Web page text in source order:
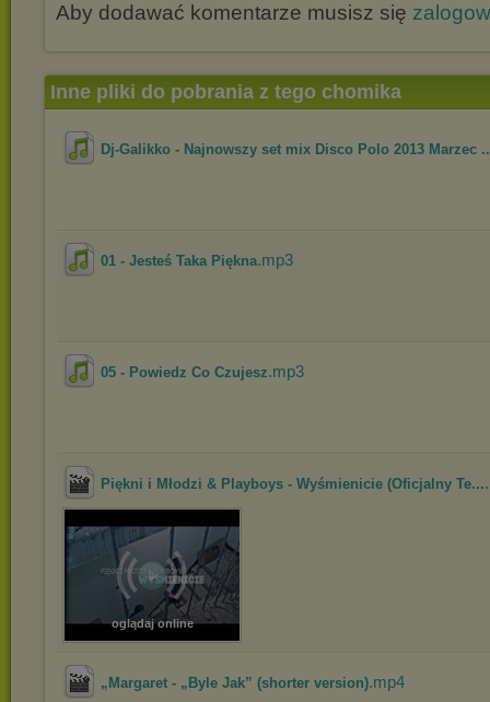
Aby dodawać komentarze musisz się
Inne pliki do pobrania z tego chomika
Dj-Galikko - Najnowszy set mix Disco Polo 2013 Marzec
01 - Jesteś Taka Piękna.mp3
05 - Powiedz Co Czujesz.mp3
Piękni i Młodzi & Playboys - Wyśmienicie (Oficjalny Te...
oglądaj online
„Margaret - „Byle Jak” (shorter version).mp4